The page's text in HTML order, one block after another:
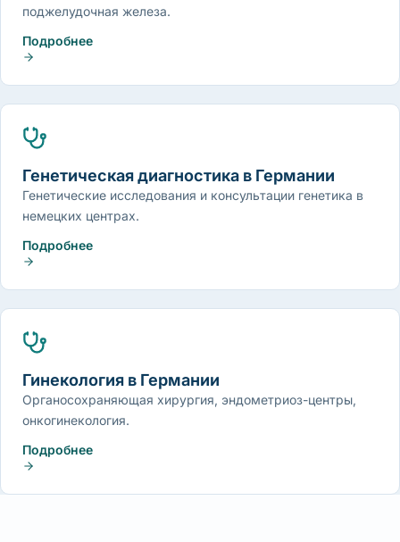
поджелудочная железа.
Подробнее
Генетическая диагностика в Германии
Генетические исследования и консультации генетика в
немецких центрах.
Подробнее
Гинекология в Германии
Органосохраняющая хирургия, эндометриоз-центры,
онкогинекология.
Подробнее